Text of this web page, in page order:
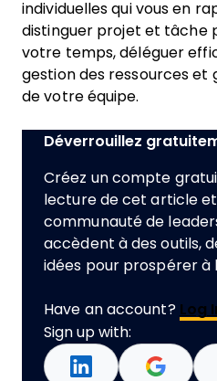
individuelles qui vous en
distinguer projet et tâche
votre temps, déléguer
gestion des ressources et
de votre équipe.
Déverrouillez
Créez un compte
lecture de cet article
communauté de
accèdent à des outils,
idées pour prospérer à
Have an account? Log
Sign up with: